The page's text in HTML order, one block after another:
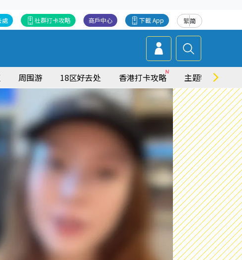
繁简
下載 App
商戶中心
社群打卡攻略
處
周围游 18区好去处 香港打卡攻略 主题特集